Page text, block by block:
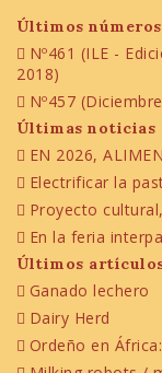
Últimos números
Nº461 (ILE -
2018)
Nº457
Últimas noticias
EN 2026,
Electrificar la
Proyecto
En la feria
Últimos
Ganado lechero
Dairy Herd
Ordeño en